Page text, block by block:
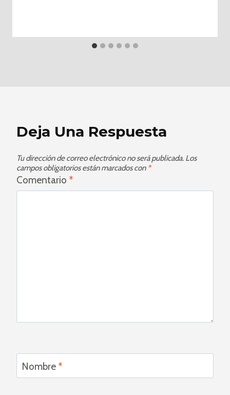
Deja Una Respuesta
Tu dirección de correo electrónico no será publicada. Los
campos obligatorios están marcados con *
Comentario *
Nombre *